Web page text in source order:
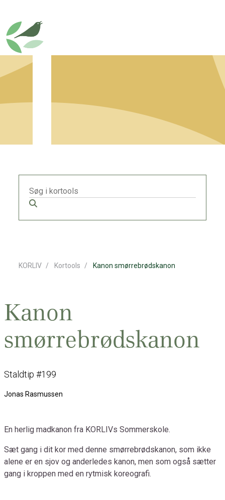
KORLIV Kortools Kanon smørrebrødskanon
Kanon
smørrebrødskanon
Staldtip #199
Jonas Rasmussen
En herlig madkanon fra KORLIVs Sommerskole.
Sæt gang i dit kor med denne smørrebrødskanon, som ikke
alene er en sjov og anderledes kanon, men som også sætter
gang i kroppen med en rytmisk koreografi.